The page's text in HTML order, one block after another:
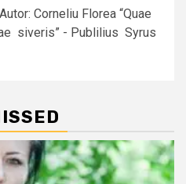
Corneliu Florea “Quae
siveris” - Publilius Syrus